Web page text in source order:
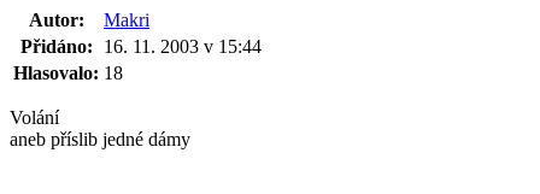
Autor:
Makri
Přidáno:
16. 11. 2003 v 15:44
Hlasovalo: 18
Volání
aneb příslib jedné dámy